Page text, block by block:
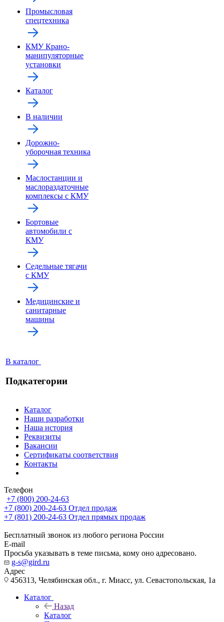
Промысловая
спецтехника
КМУ Крано-
манипуляторные
установки
Каталог
В наличии
Дорожно-
уборочная техника
Маслостанции и
маслораздаточные
комплексы с КМУ
Бортовые
автомобили с
КМУ
Седельные тягачи
с КМУ
Медицинские и
санитарные
машины
В каталог
Подкатегории
Каталог
Наши разработки
Наша история
Реквизиты
Вакансии
Сертификаты соответствия
Контакты
Телефон
+7 (800) 200-24-63
+7 (800) 200-24-63 Отдел продаж
+7 (801) 200-24-63 Отдел прямых продаж
Бесплатный звонок из любого региона России
E-mail
Просьба указывать в теме письма, кому оно адресовано.
g-s@gird.ru
Адрес
456313, Челябинская обл., г. Миасс, ул. Севастопольская, 1а
Каталог
Назад
Каталог